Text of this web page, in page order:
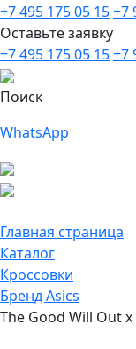
+7 495 175 05 15+7
Оставьте заявку
+7 495 175 05 15+7
Поиск
WhatsApp
Главная страница
Каталог
Кроссовки
Бренд Asics
The Good Will Out x